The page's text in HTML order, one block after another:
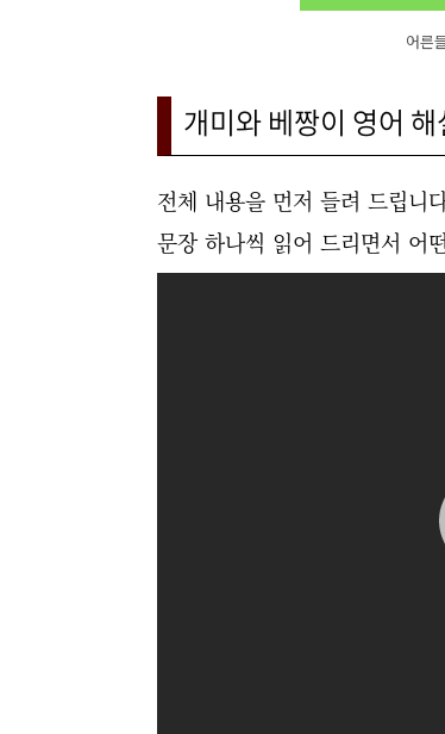
어른
개미와 베짱이 영어 해
전체 내용을 먼저 들려 드립니
문장 하나씩 읽어 드리면서 어